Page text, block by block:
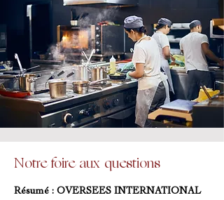
Notre foire aux questions
Résumé : OVERSEES INTERNATIONAL